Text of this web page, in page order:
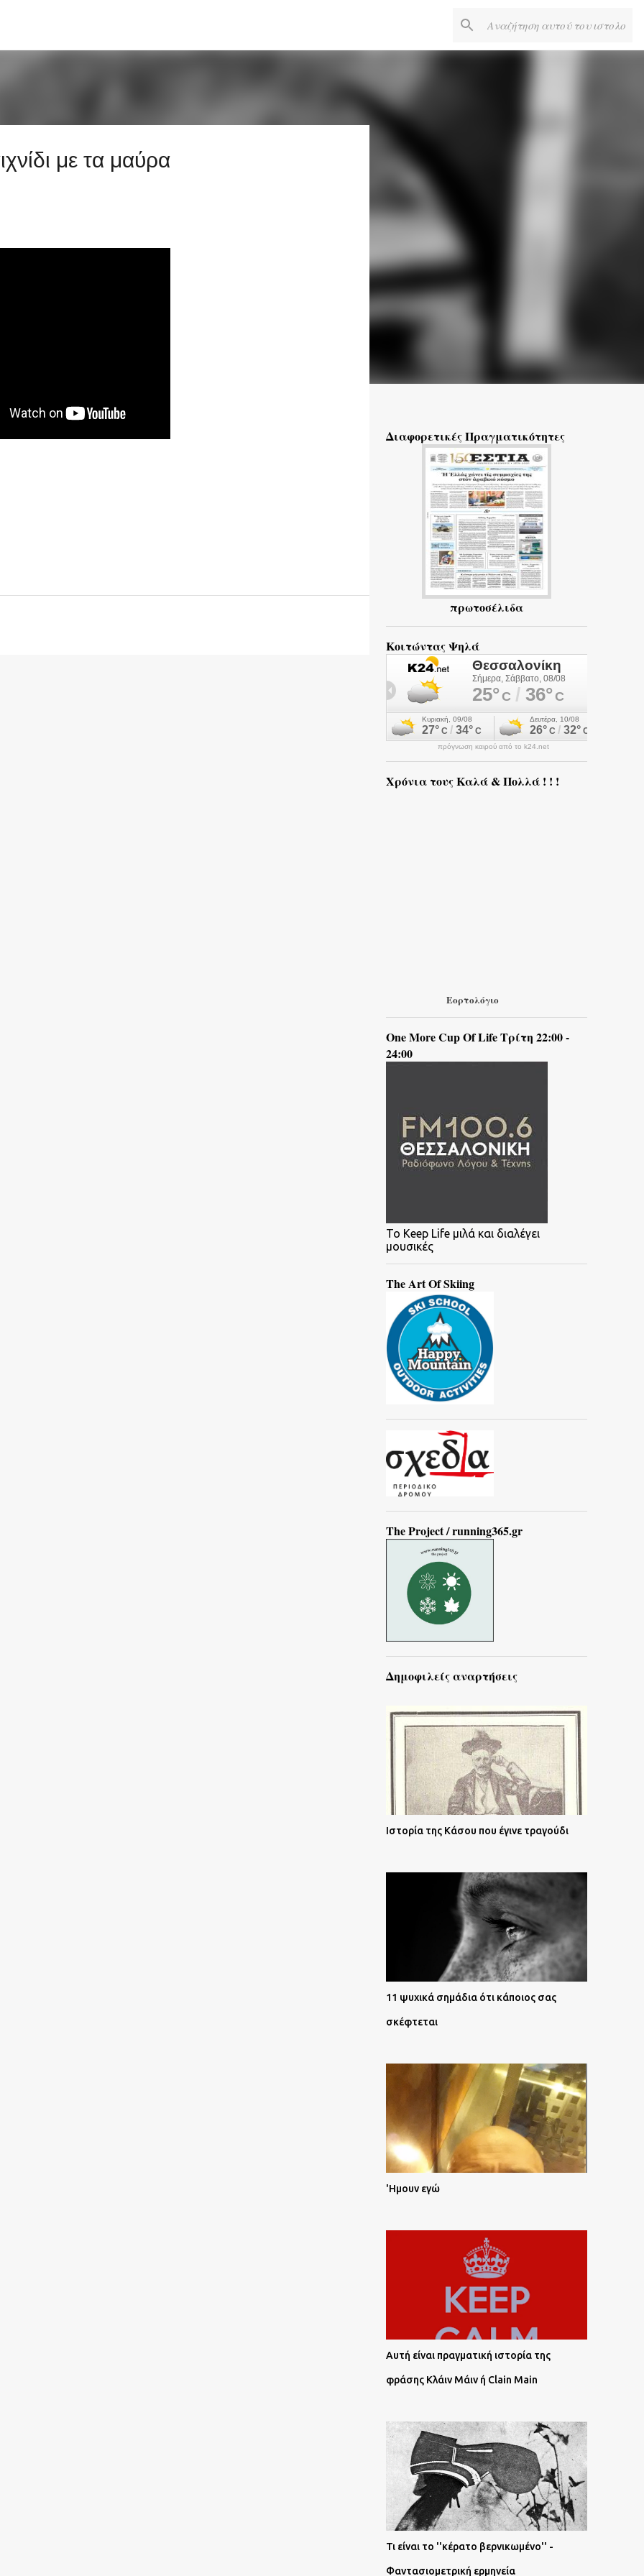
με τα μαύρα
Διαφορετικές Πραγματικότητες
πρωτοσέλιδα
Κοιτώντας Ψηλά
πρόγνωση καιρού από το k24.net
Χρόνια τους Καλά & Πολλά ! ! !
Εορτολόγιο
One More Cup Of Life Τρίτη 22:00 -
24:00
To Keep Life μιλά και διαλέγει
μουσικές
The Art Of Skiing
The Project / running365.gr
Δημοφιλείς αναρτήσεις
Ιστορία της Κάσου που έγινε τραγούδι
11 ψυχικά σημάδια ότι κάποιος σας
σκέφτεται
'Ημουν εγώ
Αυτή είναι πραγματική ιστορία της
φράσης Κλάιν Μάιν ή Clain Main
Τι είναι το ''κέρατο βερνικωμένο'' -
Φαντασιομετρική ερμηνεία